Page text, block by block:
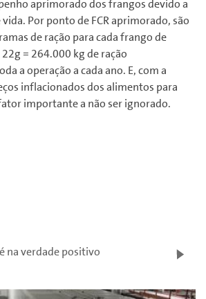
aprimorado dos frangos devido a
Por ponto de FCR aprimorado, são
de ração para cada frango de
= 264.000 kg de ração
a operação a cada ano. E, com a
inflacionados dos alimentos para
importante a não ser ignorado.
na verdade positivo